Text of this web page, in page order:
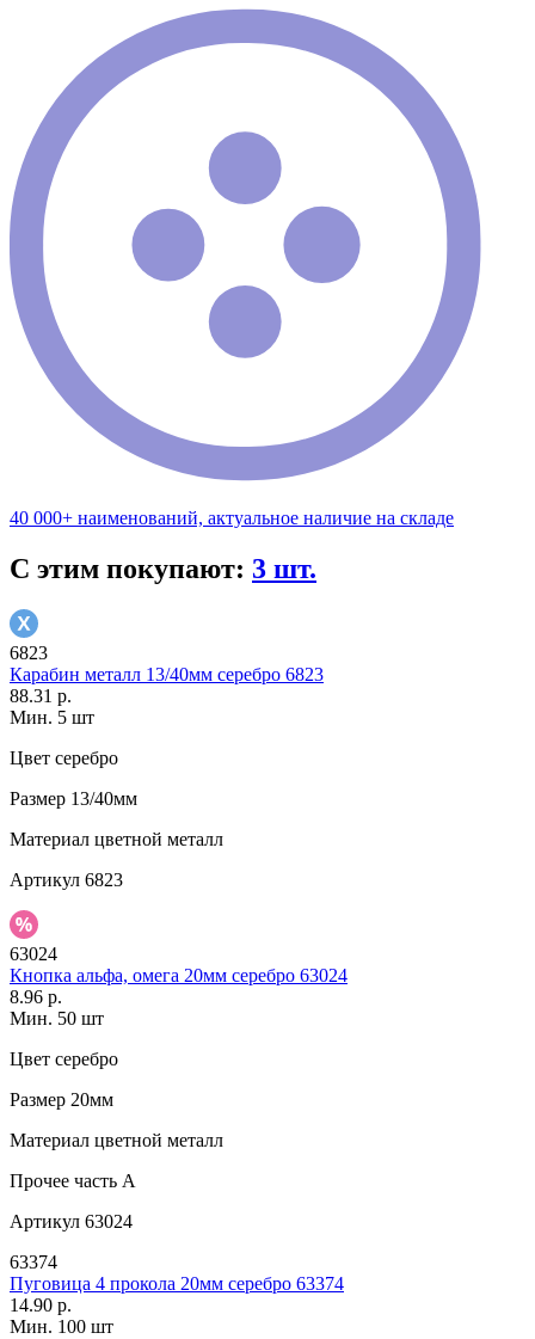
40 000+ наименований, актуальное наличие на складе
С этим покупают: 3 шт.
6823
Карабин металл 13/40мм серебро 6823
88.31 р.
Мин. 5 шт
Цвет серебро
Размер 13/40мм
Материал цветной металл
Артикул 6823
63024
Кнопка альфа, омега 20мм серебро 63024
8.96 р.
Мин. 50 шт
Цвет серебро
Размер 20мм
Материал цветной металл
Прочее часть A
Артикул 63024
63374
Пуговица 4 прокола 20мм серебро 63374
14.90 р.
Мин. 100 шт